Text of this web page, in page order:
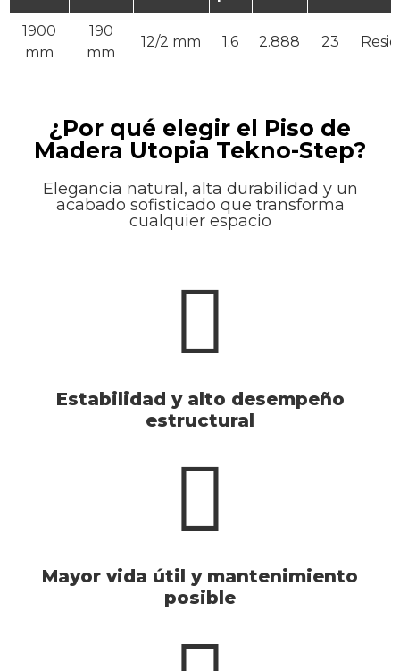
1900
mm
190
mm
12/2 mm 1.6 2.888 23
¿Por qué elegir el Piso de
Madera Utopia Tekno-Step?
Elegancia natural, alta durabilidad y un
acabado sofisticado que transforma
cualquier espacio
Estabilidad y alto desempeño
estructural
Mayor vida útil y mantenimiento
posible